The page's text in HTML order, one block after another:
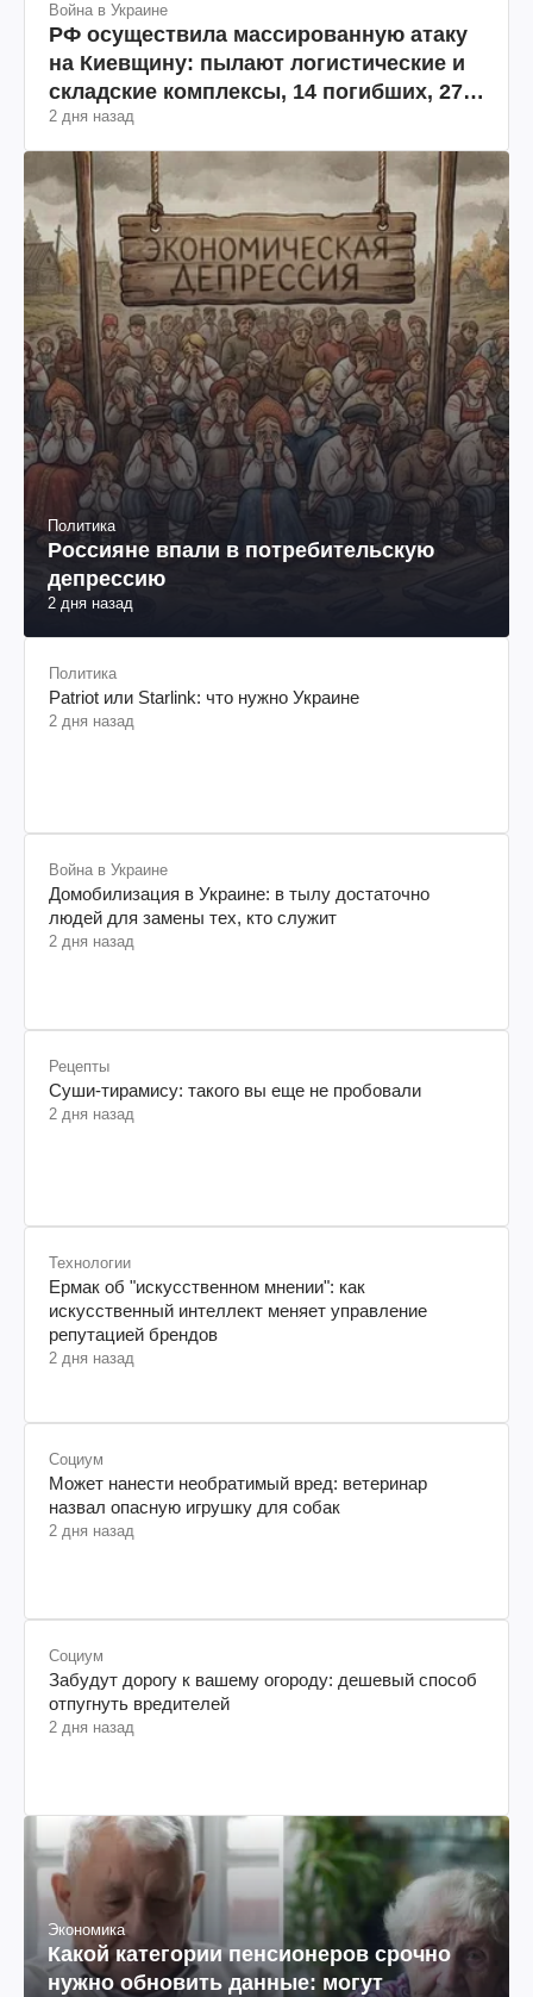
Война в Украине
РФ осуществила массированную атаку
на Киевщину: пылают логистические и
складские комплексы, 14 погибших, 27
раненых (фото, видео)
2 дня назад
Политика
Россияне впали в потребительскую
депрессию
2 дня назад
Политика
Patriot или Starlink: что нужно Украине
2 дня назад
Война в Украине
Домобилизация в Украине: в тылу достаточно
людей для замены тех, кто служит
2 дня назад
Рецепты
Суши-тирамису: такого вы еще не пробовали
2 дня назад
Технологии
Ермак об "искусственном мнении": как
искусственный интеллект меняет управление
репутацией брендов
2 дня назад
Социум
Может нанести необратимый вред: ветеринар
назвал опасную игрушку для собак
2 дня назад
Социум
Забудут дорогу к вашему огороду: дешевый способ
отпугнуть вредителей
2 дня назад
Экономика
Какой категории пенсионеров срочно
нужно обновить данные: могут